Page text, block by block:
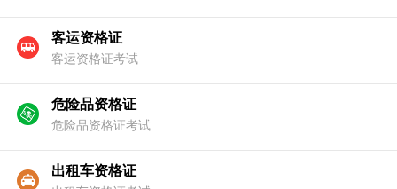
客运资格证
客运资格证考试
危险品资格证
危险品资格证考试
出租车资格证